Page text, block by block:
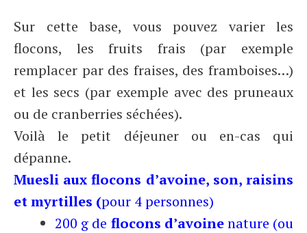
Sur cette base, vous pouvez varier les
flocons, les fruits frais (par exemple
remplacer par des fraises, des framboises…)
et les secs (par exemple avec des pruneaux
ou de cranberries séchées).
Voilà le petit déjeuner ou en-cas qui
dépanne.
Muesli aux flocons d’avoine, son, raisins
et myrtilles (pour 4 personnes)
200 g de flocons d’avoinenature (ou